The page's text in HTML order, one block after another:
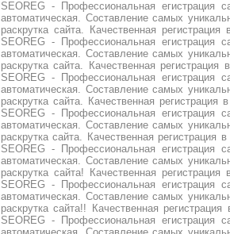
SEOREG - Профессиональная егистрация
автоматическая. Составление самых
раскрутка сайта. Качественная
SEOREG - Профессиональная егистрация
автоматическая. Составление самых
раскрутка сайта. Качественная
SEOREG - Профессиональная егистрация
автоматическая. Составление самых
раскрутка сайта. Качественная регистрация
SEOREG - Профессиональная егистрация
автоматическая. Составление самых
раскрутка сайта. Качественная регистрация
SEOREG - Профессиональная егистрация
автоматическая. Составление самых
раскрутка сайта! Качественная
SEOREG - Профессиональная егистрация
автоматическая. Составление самых
раскрутка сайта!! Качественная
SEOREG - Профессиональная егистрация